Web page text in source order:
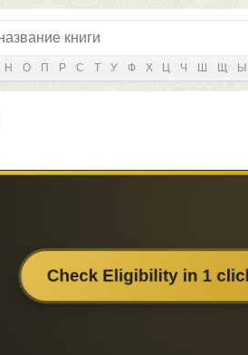
Н О П Р С Т У Ф Х Ц Ч Ш Щ Ы